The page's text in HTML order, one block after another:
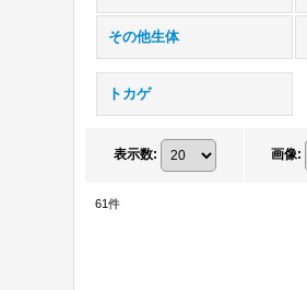
その他生体
トカゲ
表示数: 画像:
61件